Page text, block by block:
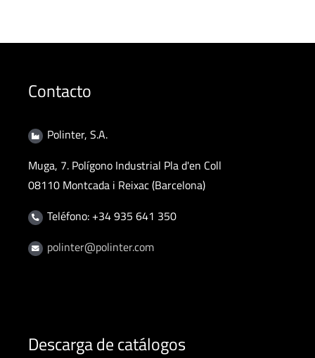
Contacto
Polinter, S.A.
Muga, 7. Polígono Industrial Pla d'en Coll
08110 Montcada i Reixac (Barcelona)
Teléfono: +34 935 641 350
polinter@polinter.com
Descarga de catálogos